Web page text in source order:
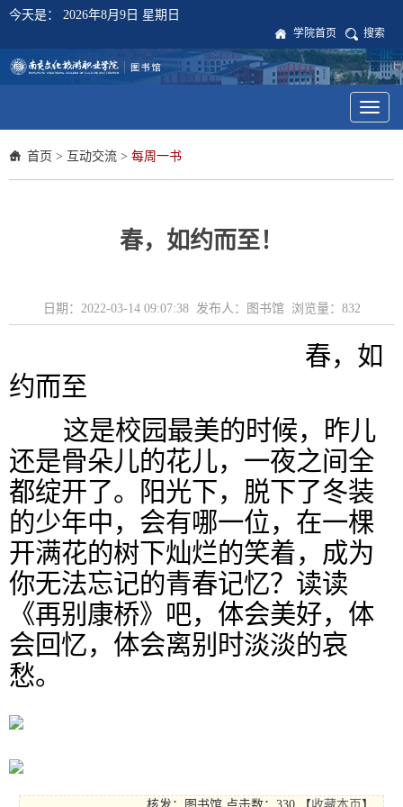
今天是： 2026年8月9日 星期日
学院首页 搜索
Toggle
首页 > 互动交流 > 每周一书
春，如约而至！
日期：2022-03-14 09:07:38 发布人：图书馆 浏览量： 832
春，如
约而至
这是校园最美的时候，昨儿
还是骨朵儿的花儿，一夜之间全
都绽开了。阳光下，脱下了冬装
的少年中，会有哪一位，在一棵
开满花的树下灿烂的笑着，成为
你无法忘记的青春记忆？读读
《再别康桥》吧，体会美好，体
会回忆，体会离别时淡淡的哀
愁。